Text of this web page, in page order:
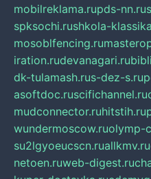
mobilreklama.rupds-nn.ru
spksochi.rushkola-
mosoblfencing.ru
iration.rudevanagari.ru
dk-tulamash.rus-dez-s.ru
asoftdoc.ruscifichannel.ru
mudconnector.ruhitstih.ru
wundermoscow.ruolymp-
su2lgyoeucscn.ruallkmv.ru
netoen.ruweb-digest.ru